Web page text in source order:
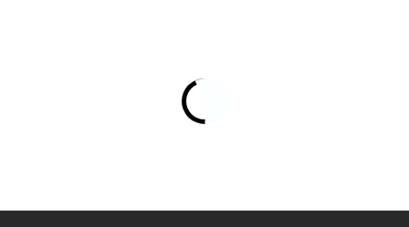
близко, то можете заразиться вирусом при
вдыхании воздуха. Держитесь от людей на